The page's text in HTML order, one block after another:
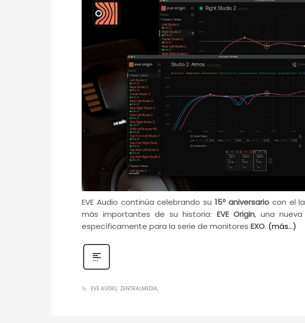
EVE Audio continúa celebrando su15º aniversariocon el
más importantes de su historia: EVE Origin, una
específicamente para la serie de monitores EXO. (más…)
EVE AUDIO ZENTRALMEDIA